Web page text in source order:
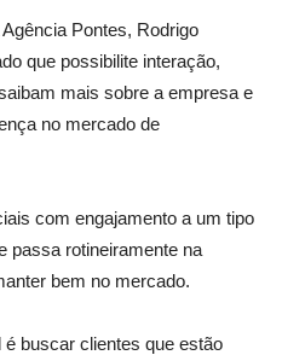
Pontes, Rodrigo
que possibilite interação,
mais sobre a empresa e
no mercado de
com engajamento a um tipo
passa rotineiramente na
bem no mercado.
buscar clientes que estão